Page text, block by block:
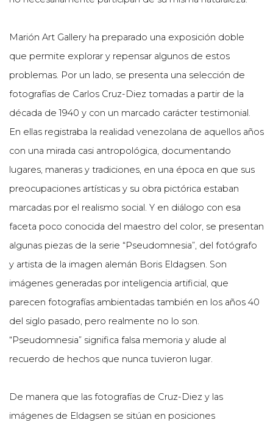
Marión Art Gallery ha preparado una exposición doble
que permite explorar y repensar algunos de estos
problemas. Por un lado, se presenta una selección de
fotografías de Carlos Cruz-Diez tomadas a partir de la
década de 1940 y con un marcado carácter testimonial.
En ellas registraba la realidad venezolana de aquellos años
con una mirada casi antropológica, documentando
lugares, maneras y tradiciones, en una época en que sus
preocupaciones artísticas y su obra pictórica estaban
marcadas por el realismo social. Y en diálogo con esa
faceta poco conocida del maestro del color, se presentan
algunas piezas de la serie “Pseudomnesia”, del fotógrafo
y artista de la imagen alemán Boris Eldagsen. Son
imágenes generadas por inteligencia artificial, que
parecen fotografías ambientadas también en los años 40
del siglo pasado, pero realmente no lo son.
“Pseudomnesia” significa falsa memoria y alude al
recuerdo de hechos que nunca tuvieron lugar.
De manera que las fotografías de Cruz-Diez y las
imágenes de Eldagsen se sitúan en posiciones